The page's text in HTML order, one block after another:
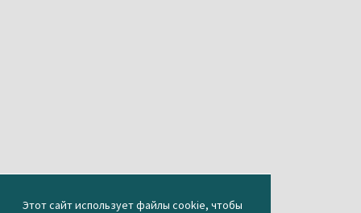
Этот сайт использует файлы cookie, чтобы